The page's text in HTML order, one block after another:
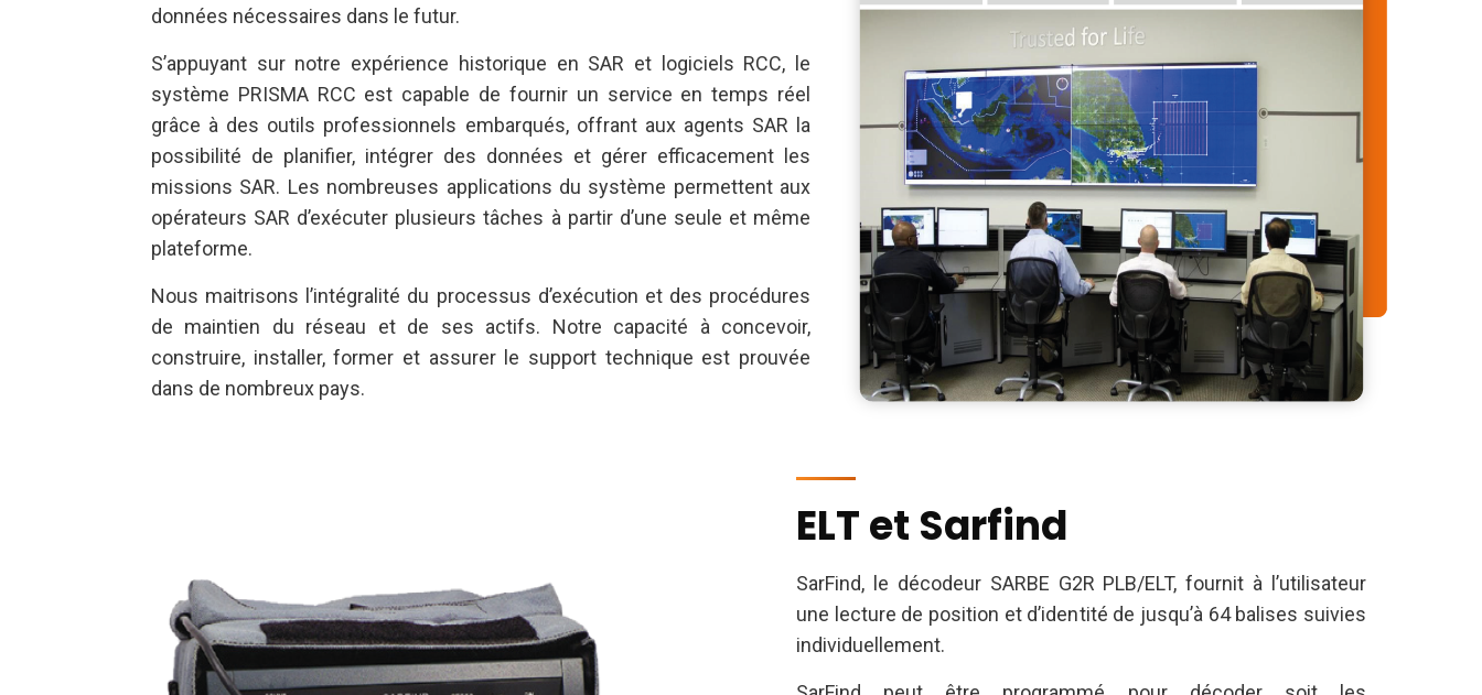
données nécessaires dans le futur.
S’appuyant sur notre expérience historique en SAR et logiciels RCC, le
système PRISMA RCC est capable de fournir un service en temps réel
grâce à des outils professionnels embarqués, offrant aux agents SAR la
possibilité de planifier, intégrer des données et gérer efficacement les
missions SAR. Les nombreuses applications du système permettent aux
opérateurs SAR d’exécuter plusieurs tâches à partir d’une seule et même
plateforme.
Nous maitrisons l’intégralité du processus d’exécution et des procédures
de maintien du réseau et de ses actifs. Notre capacité à concevoir,
construire, installer, former et assurer le support technique est prouvée
dans de nombreux pays.
ELT et Sarfind
SarFind, le décodeur SARBE G2R PLB/ELT, fournit à l’utilisateur
une lecture de position et d’identité de jusqu’à 64 balises suivies
individuellement.